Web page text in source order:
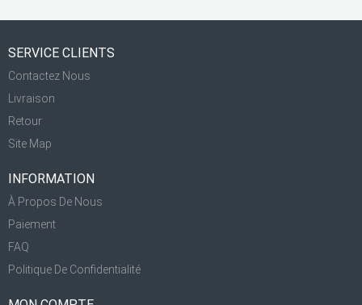
SERVICE CLIENTS
Contactez Nous
Livraison
Retour
Site Map
INFORMATION
À Propos De Nous
Paiement
FAQ
Politique De Confidentialité